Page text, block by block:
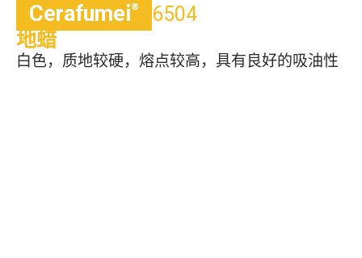
Cerafumei®
6504
地蜡
白色，质地较硬，熔点较高，具有良好的吸油性